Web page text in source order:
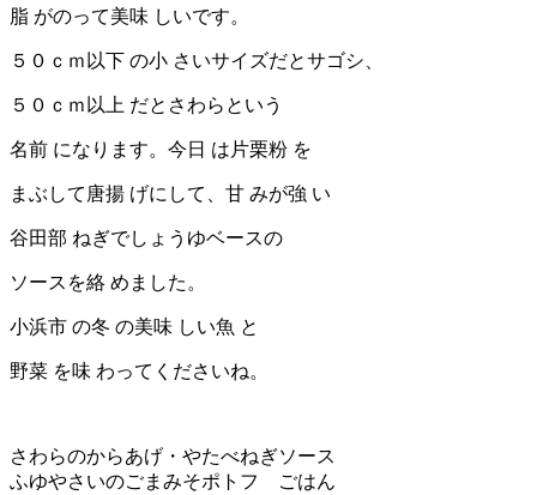
脂 がのって美味 しいです。
５０ｃｍ以下 の小 さいサイズだとサゴシ、
５０ｃｍ以上 だとさわらという
名前 になります。今日 は片栗粉 を
まぶして唐揚 げにして、甘 みが強 い
谷田部 ねぎでしょうゆベースの
ソースを絡 めました。
小浜市 の冬 の美味 しい魚 と
野菜 を味 わってくださいね。
さわらのからあげ・やたべねぎソース
ふゆやさいのごまみそポトフ ごはん